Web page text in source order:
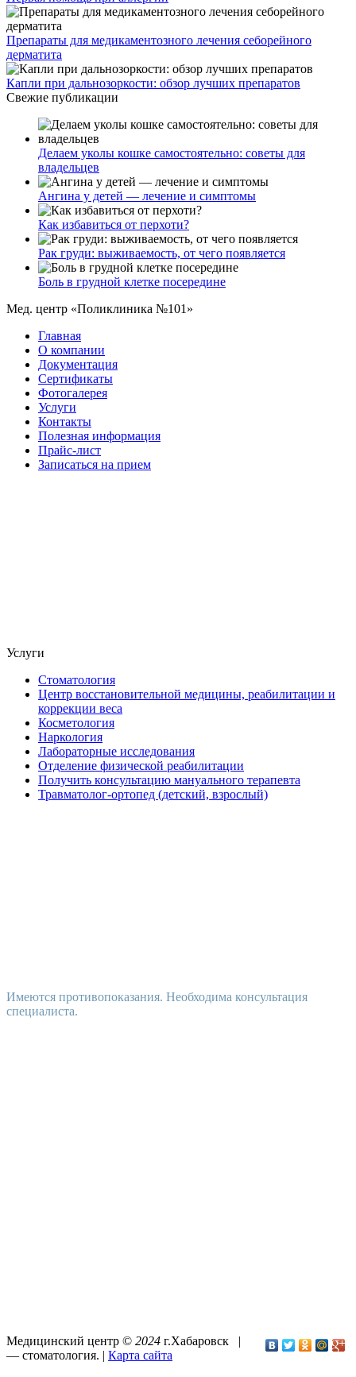
Препараты для медикаментозного лечения себорейного
дерматита
Капли при дальнозоркости: обзор лучших препаратов
Свежие публикации
Делаем уколы кошке самостоятельно: советы для
владельцев
Ангина у детей — лечение и симптомы
Как избавиться от перхоти?
Рак груди: выживаемость, от чего появляется
Боль в грудной клетке посередине
Мед. центр «Поликлиника №101»
Главная
О компании
Документация
Сертификаты
Фотогалерея
Услуги
Контакты
Полезная информация
Прайс-лист
Записаться на прием
Услуги
Стоматология
Центр восстановительной медицины, реабилитации и
коррекции веса
Косметология
Наркология
Лабораторные исследования
Отделение физической реабилитации
Получить консультацию мануального терапевта
Травматолог-ортопед (детский, взрослый)
Имеются противопоказания. Необходима консультация
специалиста.
Медицинский центр © 2024 г.Хабаровск |
— стоматология. | Карта сайта